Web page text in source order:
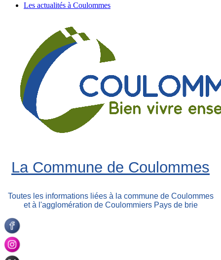
Les actualités à Coulommes
La Commune de Coulommes
Toutes les informations liées à la commune de Coulommes
et à l'agglomération de Coulommiers Pays de brie